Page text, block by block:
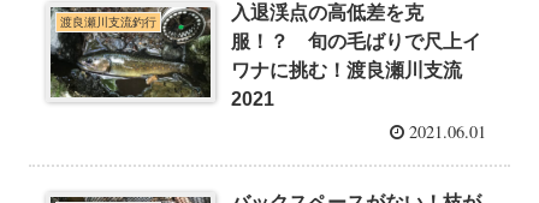
渡良瀬川支流釣行
入退渓点の高低差を克
服！？ 旬の毛ばりで尺上イ
ワナに挑む！渡良瀬川支流
2021
2021.06.01